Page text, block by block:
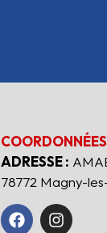
COORDONNÉES
ADRESSE :
78772 Magny-